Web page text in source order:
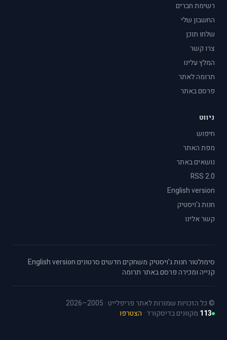
רשימת חברים
החשבון שלי
שלחו תוכן
צרו קשר
המלץ עלינו
תרומה לאתר
פרסם באתר
ניווט
חיפוש
מפת האתר
נושאים באתר
RSS 2.0
English version
חנות ג'ויסטיק
קשר אלינו
סימולטור·חנות ג'ויסטיק·משחקים חדשים·סרטונים·
English version
·
קנייה ומכירה·פרסם באתר·תרומה
© כל הזכויות שמורות לאתר פריפלייט · 2005–2026
113 מקוונים בדיסקורד · הצטרפו